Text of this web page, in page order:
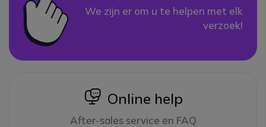
We zijn er om u te helpen met elk
verzoek!
icon
Online help
After-sales service en FAQ